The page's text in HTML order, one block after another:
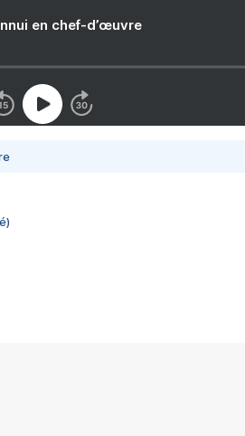
en chef-d’œuvre